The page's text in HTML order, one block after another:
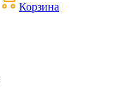
Корзина